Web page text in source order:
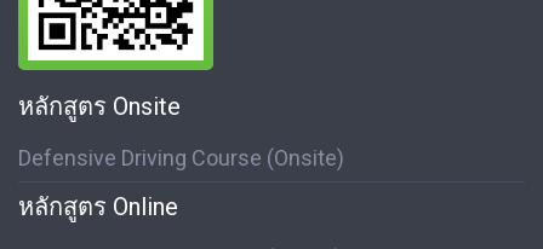
หลักสูตร Onsite
Defensive Driving Course (Onsite)
หลักสูตร Online